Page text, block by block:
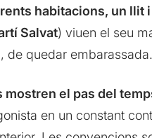
habitacions, un llit
Salvat) viuen el seu
de quedar embarassada.
mostren el pas del
en un constant